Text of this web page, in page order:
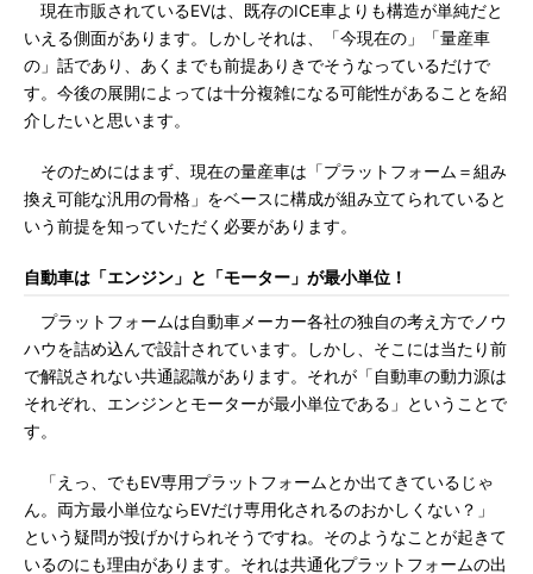
現在市販されているEVは、既存のICE車よりも構造が単純だと
いえる側面があります。しかしそれは、「今現在の」「量産車
の」話であり、あくまでも前提ありきでそうなっているだけで
す。今後の展開によっては十分複雑になる可能性があることを紹
介したいと思います。
そのためにはまず、現在の量産車は「プラットフォーム＝組み
換え可能な汎用の骨格」をベースに構成が組み立てられていると
いう前提を知っていただく必要があります。
自動車は「エンジン」と「モーター」が最小単位！
プラットフォームは自動車メーカー各社の独自の考え方でノウ
ハウを詰め込んで設計されています。しかし、そこには当たり前
で解説されない共通認識があります。それが「自動車の動力源は
それぞれ、エンジンとモーターが最小単位である」ということで
す。
「えっ、でもEV専用プラットフォームとか出てきているじゃ
ん。両方最小単位ならEVだけ専用化されるのおかしくない？」
という疑問が投げかけられそうですね。そのようなことが起きて
いるのにも理由があります。それは共通化プラットフォームの出